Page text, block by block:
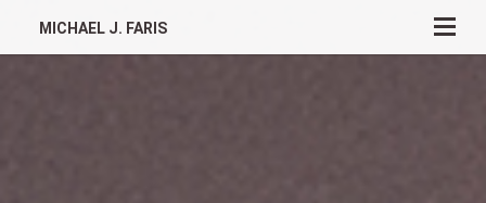
MICHAEL J. FARIS